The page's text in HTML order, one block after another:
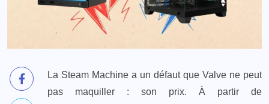
La Steam Machine a un défaut que Valve ne peut
pas maquiller : son prix. À partir de